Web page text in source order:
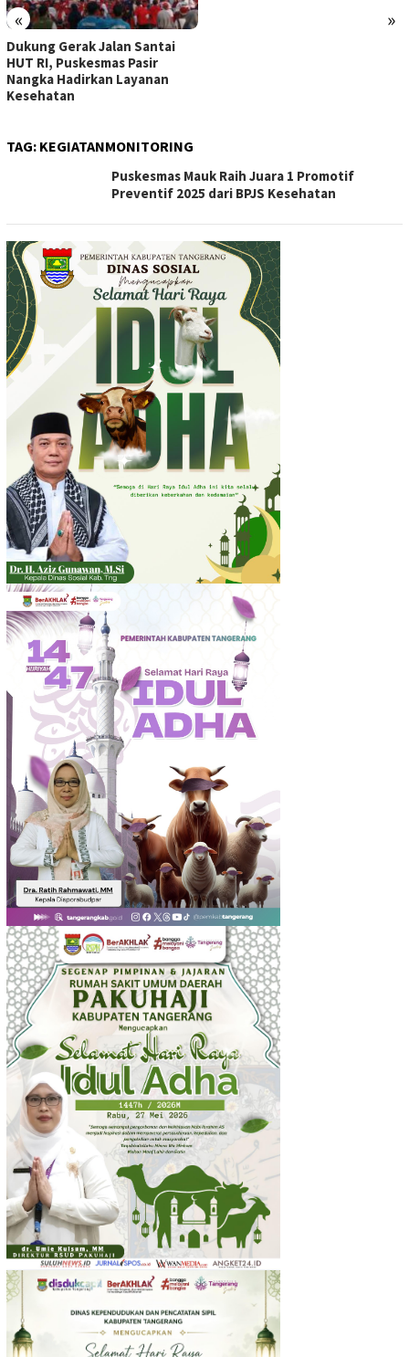
« »
Dukung Gerak Jalan Santai
HUT RI, Puskesmas Pasir
Nangka Hadirkan Layanan
Kesehatan
TAG: KEGIATANMONITORING
Puskesmas Mauk Raih Juara 1 Promotif
Preventif 2025 dari BPJS Kesehatan